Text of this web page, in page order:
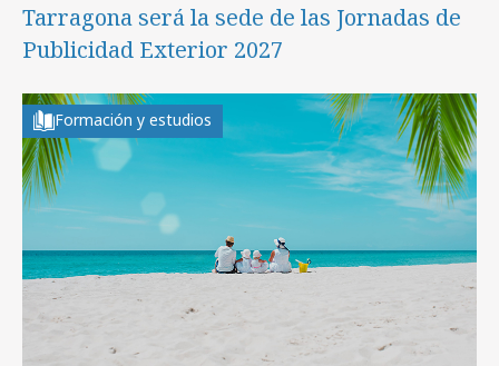
Tarragona será la sede de las Jornadas de
Publicidad Exterior 2027
Formación y estudios